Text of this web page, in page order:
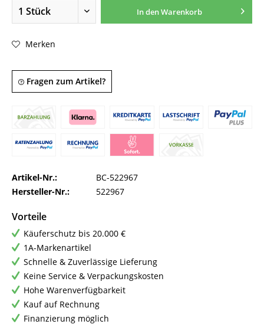
In denWarenkorb
Merken
Fragen zum Artikel?
Artikel-Nr.:
BC-522967
Hersteller-Nr.:
522967
Vorteile
Käuferschutz bis 20.000 €
1A-Markenartikel
Schnelle & Zuverlässige Lieferung
Keine Service & Verpackungskosten
Hohe Warenverfügbarkeit
Kauf auf Rechnung
Finanzierung möglich